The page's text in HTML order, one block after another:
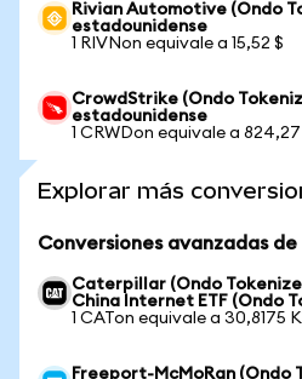
Rivian Automotive (Ondo
estadounidense
1 RIVNon equivale a 15,52 $
CrowdStrike (Ondo
estadounidense
1 CRWDon equivale a 824,27
Explorar más
Conversiones avanzadas
Caterpillar (Ondo
China Internet ETF (Ondo
1 CATon equivale a 30,8175
Freeport-McMoRan (Ondo